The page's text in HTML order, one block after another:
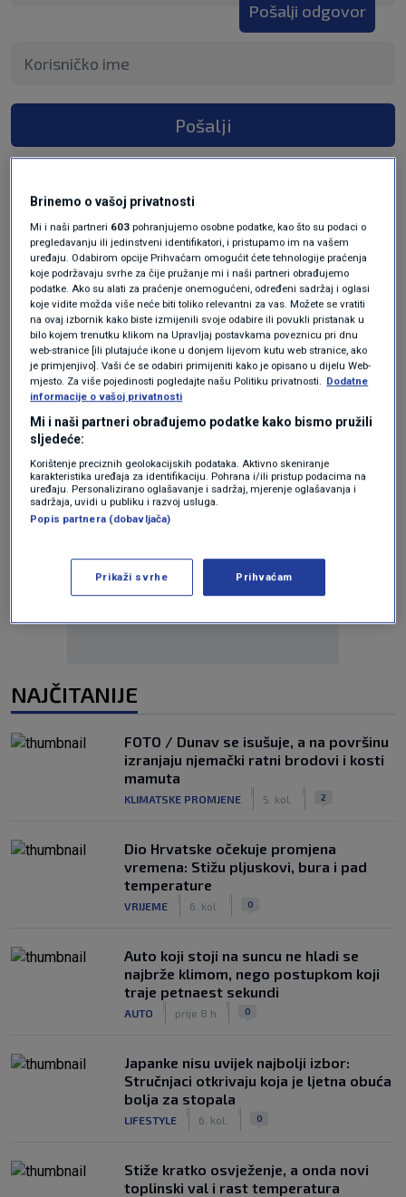
Pošalji odgovor
Pošalji
Oglas
NAJČITANIJE
FOTO / Dunav se isušuje, a na površinu
izranjaju njemački ratni brodovi i kosti
mamuta
KLIMATSKE PROMJENE 5. kol. 2
Dio Hrvatske očekuje promjena
vremena: Stižu pljuskovi, bura i pad
temperature
VRIJEME 6. kol. 0
Auto koji stoji na suncu ne hladi se
najbrže klimom, nego postupkom koji
traje petnaest sekundi
AUTO prije 8 h 0
Japanke nisu uvijek najbolji izbor:
Stručnjaci otkrivaju koja je ljetna obuća
bolja za stopala
LIFESTYLE 6. kol. 0
Stiže kratko osvježenje, a onda novi
toplinski val i rast temperatura
Brinemo o vašoj privatnosti
Mi i naši partneri 603 pohranjujemo osobne podatke, kao što su podaci o
pregledavanju ili jedinstveni identifikatori, i pristupamo im na vašem
uređaju. Odabirom opcije Prihvaćam omogućit ćete tehnologije praćenja
koje podržavaju svrhe za čije pružanje mi i naši partneri obrađujemo
podatke. Ako su alati za praćenje onemogućeni, određeni sadržaj i oglasi
koje vidite možda više neće biti toliko relevantni za vas. Možete se vratiti
na ovaj izbornik kako biste izmijenili svoje odabire ili povukli pristanak u
bilo kojem trenutku klikom na Upravljaj postavkama poveznicu pri dnu
web-stranice [ili plutajuće ikone u donjem lijevom kutu web stranice, ako
je primjenjivo]. Vaši će se odabiri primijeniti kako je opisano u dijelu Web-
mjesto. Za više pojedinosti pogledajte našu Politiku privatnosti. Dodatne
informacije o vašoj privatnosti
Mi i naši partneri obrađujemo podatke kako bismo pružili
sljedeće:
Korištenje preciznih geolokacijskih podataka. Aktivno skeniranje
karakteristika uređaja za identifikaciju. Pohrana i/ili pristup podacima na
uređaju. Personalizirano oglašavanje i sadržaj, mjerenje oglašavanja i
sadržaja, uvidi u publiku i razvoj usluga.
Popis partnera (dobavljača)
Prikaži svrhe Prihvaćam